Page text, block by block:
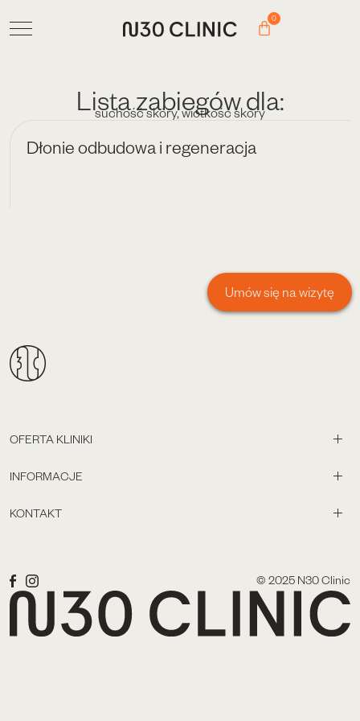
0
Lista zabiegów dla:
suchość skóry,wiotkość skóry
Dłonie odbudowa i regeneracja
Umów się na wizytę
OFERTA KLINIKI
INFORMACJE
KONTAKT
© 2025 N30 Clinic